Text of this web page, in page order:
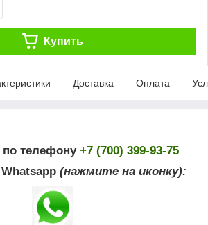
Купить
Доставка Оплата
телефону +7 (700) 399-93-75
(нажмите на иконку):